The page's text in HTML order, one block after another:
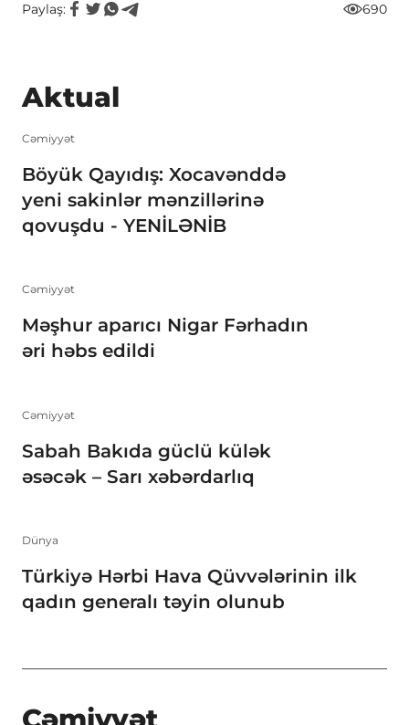
Paylaş: 690
Aktual
Cəmiyyət
Böyük Qayıdış: Xocavənddə
yeni sakinlər mənzillərinə
qovuşdu - YENİLƏNİB
Cəmiyyət
Məşhur aparıcı Nigar Fərhadın
əri həbs edildi
Cəmiyyət
Sabah Bakıda güclü külək
əsəcək – Sarı xəbərdarlıq
Dünya
Türkiyə Hərbi Hava Qüvvələrinin ilk
qadın generalı təyin olunub